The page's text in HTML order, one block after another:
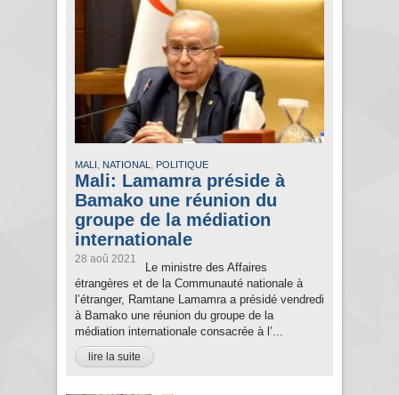
MALI , NATIONAL , POLITIQUE
Mali: Lamamra préside à
Bamako une réunion du
groupe de la médiation
internationale
28 aoû 2021
Le ministre des Affaires
étrangères et de la Communauté nationale à
l’étranger, Ramtane Lamamra a présidé vendredi
à Bamako une réunion du groupe de la
médiation internationale consacrée à l’...
lire la suite